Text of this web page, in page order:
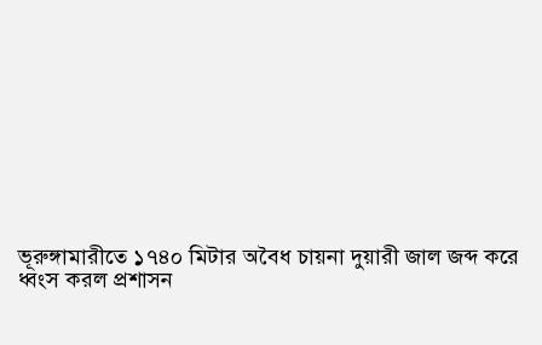
ভূরুঙ্গামারীতে ১৭৪০ মিটার অবৈধ চায়না দুয়ারী জাল জব্দ করে
ধ্বংস করল প্রশাসন